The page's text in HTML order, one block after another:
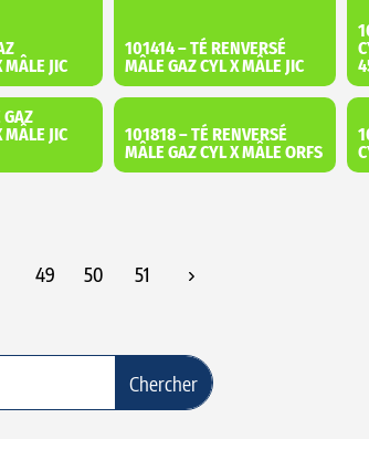
JIC
101414 – TÉ RENVERSÉ
MÂLE GAZ CYL X MÂLE JIC
JIC
101818 – TÉ RENVERSÉ
MÂLE GAZ CYL X MÂLE ORFS
49 50 51